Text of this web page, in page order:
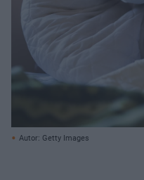
Autor: Getty Images